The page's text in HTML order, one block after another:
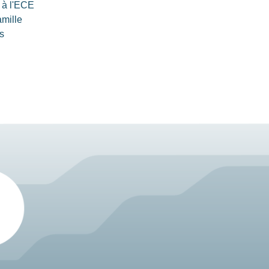
l'ECE